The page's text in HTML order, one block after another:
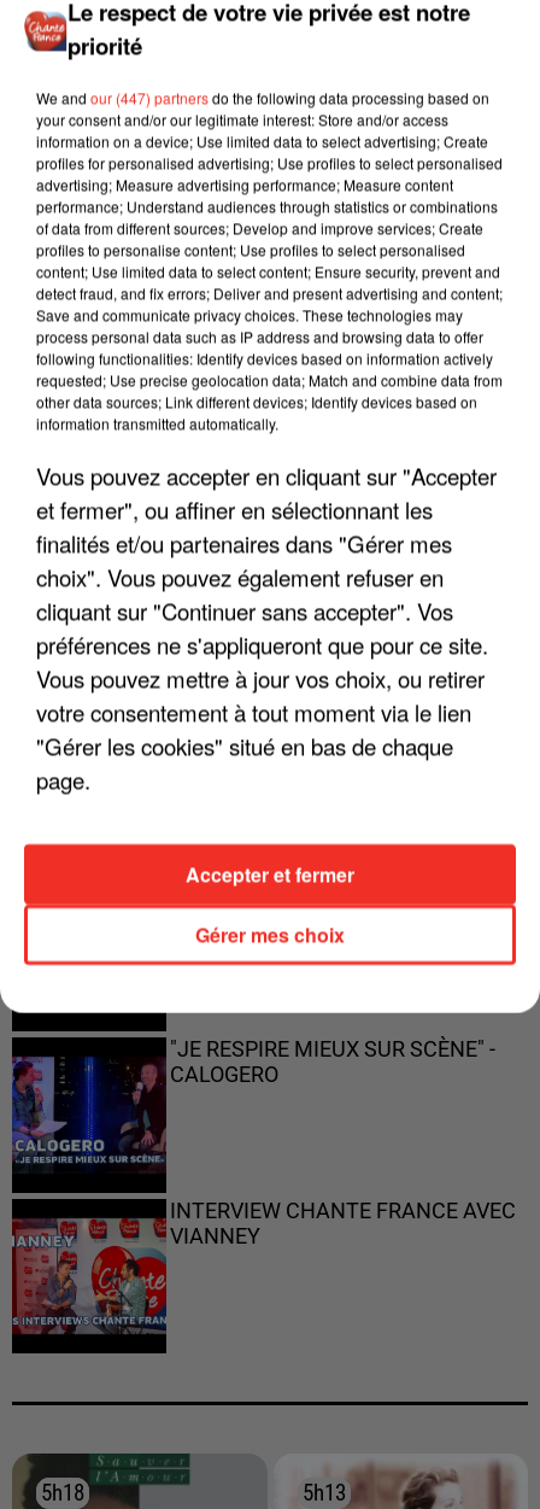
LES INTERVIEWS CHANTE
FRANCE
Voir plus
"JE SUIS À DISPOSITION DES
ENFOIRÉS"
"ON A TOUS LE TRAC"
"ON N'EST PAS DES PARENTS
PARFAITS"
"JE RESPIRE MIEUX SUR SCÈNE" -
CALOGERO
INTERVIEW CHANTE FRANCE AVEC
VIANNEY
5h18
5h18 5h13
5h13
Le respect de votre vie privée est notre
priorité
We and our (447) partnersdo the following data processing based on
your consent and/or our legitimate interest: Store and/or access
information on a device; Use limited data to select advertising; Create
profiles for personalised advertising; Use profiles to select personalised
advertising; Measure advertising performance; Measure content
performance; Understand audiences through statistics or combinations
of data from different sources; Develop and improve services; Create
profiles to personalise content; Use profiles to select personalised
content; Use limited data to select content; Ensure security, prevent and
detect fraud, and fix errors; Deliver and present advertising and content;
Save and communicate privacy choices. These technologies may
process personal data such as IP address and browsing data to offer
following functionalities: Identify devices based on information actively
requested; Use precise geolocation data; Match and combine data from
other data sources; Link different devices; Identify devices based on
information transmitted automatically.
Vous pouvez accepter en cliquant sur "Accepter
et fermer", ou affiner en sélectionnant les
finalités et/ou partenaires dans "Gérer mes
choix". Vous pouvez également refuser en
cliquant sur "Continuer sans accepter". Vos
préférences ne s'appliqueront que pour ce site.
Vous pouvez mettre à jour vos choix, ou retirer
votre consentement à tout moment via le lien
"Gérer les cookies" situé en bas de chaque
page.
Gérer mes choix
Accepter et fermer